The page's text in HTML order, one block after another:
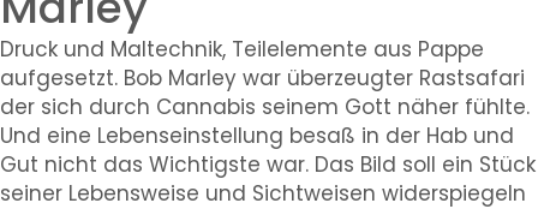
Druck und Maltechnik, Teilelemente aus Pappe
aufgesetzt. Bob Marley war überzeugter Rastsafari
der sich durch Cannabis seinem Gott näher fühlte.
Und eine Lebenseinstellung besaß in der Hab und
Gut nicht das Wichtigste war. Das Bild soll ein Stück
seiner Lebensweise und Sichtweisen widerspiegeln